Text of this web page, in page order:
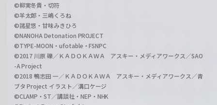
©柳実冬貴・切符
©羊太郎・三嶋くろね
©諸星悠・甘味みきひろ
©NANOHA Detonation PROJECT
©TYPE-MOON・ufotable・FSNPC
©2017 川原 礫／ＫＡＤＯＫＡＷＡ アスキー・メディアワークス／SAO
-A Project
©2018 鴨志田 一／ＫＡＤＯＫＡＷＡ アスキー・メディアワークス／青
ブタ Project イラスト／溝口ケージ
©CLAMP・ST／講談社・NEP・NHK